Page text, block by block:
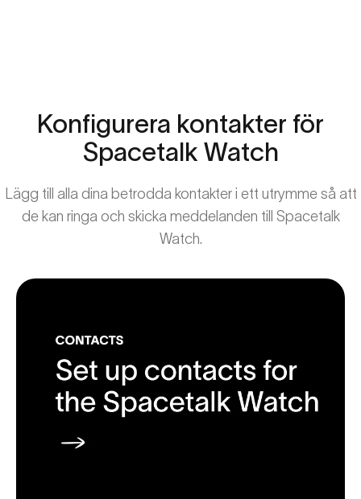
Konfigurera kontakter för
Spacetalk Watch
Lägg till alla dina betrodda kontakter i ett utrymme så att
de kan ringa och skicka meddelanden till Spacetalk
Watch.